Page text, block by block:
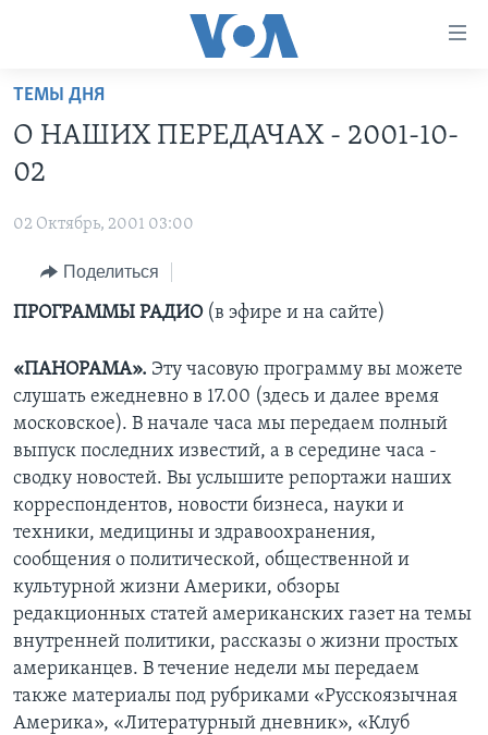
Перейти
основной
контент
навигации
Перейти
поиск
НОВОСТИ ЗА МИНУТУ
ИТОГИ
ПОЧЕМУ ЭТО ВАЖНО?
ДЕТАЛИ
НЬЮ-ЙОРК NEW YORK
АМЕРИКА. БОЛЬШОЕ ПУТЕШЕСТВИЕ
УЧИМ АНГЛИЙСКИЙ
НАША АМЕРИКАНСКАЯ ИСТОРИЯ
А КАК В АМЕРИКЕ?
АМЕРИКАНСКИЕ ГОРОДКИ
ТЕСТЫ
ЭКСПЕРТИЗА
ИНТЕРВЬЮ
ФАКТЫ ПРОТИВ ФЕЙКОВ
УЧИМ АНГЛИЙСКИЙ
ВИДЕО
ПОДПИСКА НА НОВОСТИ
Learning English
СОЦИАЛЬНЫЕ СЕТИ
Языки
ТЕМЫ ДНЯ
О НАШИХ ПЕРЕДАЧАХ - 2001-10-
02
02 Октябрь, 2001 03:00
Поделиться
ПРОГРАММЫ РАДИО(в эфире и на сайте)
«ПАНОРАМА». Эту часовую программу вы можете
слушать ежедневно в 17.00 (здесь и далее время
московское). В начале часа мы передаем полный
выпуск последних известий, а в середине часа -
сводку новостей. Вы услышите репортажи наших
корреспондентов, новости бизнеса, науки и
техники, медицины и здравоохранения,
сообщения о политической, общественной и
культурной жизни Америки, обзоры
редакционных статей американских газет на темы
внутренней политики, рассказы о жизни простых
американцев. В течение недели мы передаем
также материалы под рубриками «Русскоязычная
Америка», «Литературный дневник», «Клуб